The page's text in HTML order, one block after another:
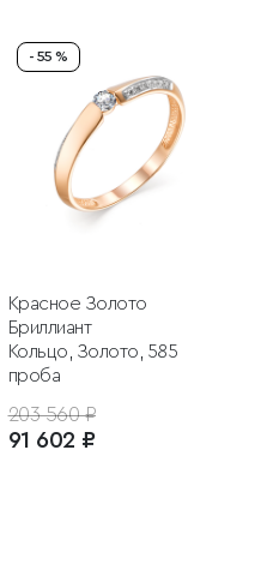
- 55 %
Красное Золото
Бриллиант
Кольцо, Золото, 585
проба
203 560 ₽
91 602 ₽